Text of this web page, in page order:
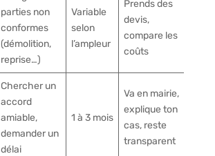
parties non
conformes
(démolition,
reprise…)
Variable
selon
l’ampleur
Prends des
devis,
compare les
coûts
Chercher un
accord
amiable,
demander un
délai
1 à 3 mois
Va en mairie,
explique ton
cas, reste
transparent